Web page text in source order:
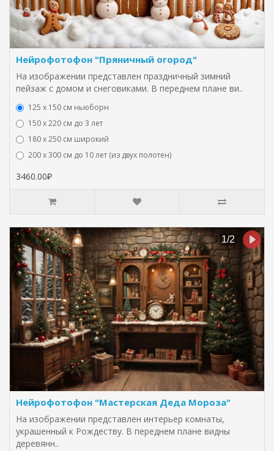
Нейрофотофон "Пряничный огород"
На изображении представлен праздничный зимний
пейзаж с домом и снеговиками. В переднем плане ви..
125 x 150 см ньюборн
150 х 220 см до 3 лет
180 х 250 см широкий
200 х 300 см до 10 лет (из двух полотен)
3460.00₽
Нейрофотофон "Мастерская Деда Мороза"
На изображении представлен интерьер комнаты,
украшенный к Рождеству. В переднем плане видны
деревянн..